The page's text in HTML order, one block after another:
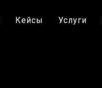
Кейсы Услуги